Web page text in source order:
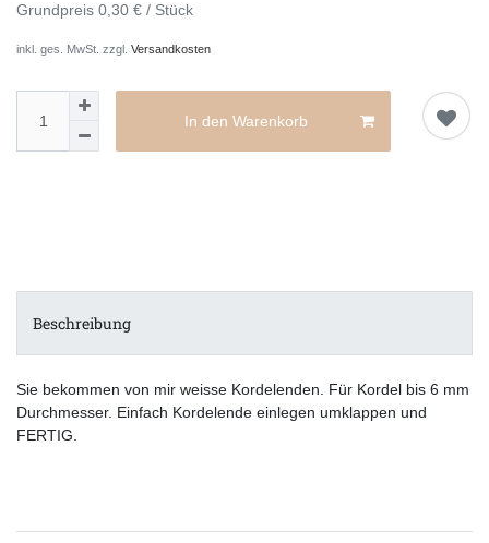
Grundpreis 0,30 € / Stück
inkl. ges. MwSt. zzgl. Versandkosten
In den Warenkorb
Beschreibung
Sie bekommen von mir weisse Kordelenden. Für Kordel bis 6 mm
Durchmesser. Einfach Kordelende einlegen umklappen und
FERTIG.